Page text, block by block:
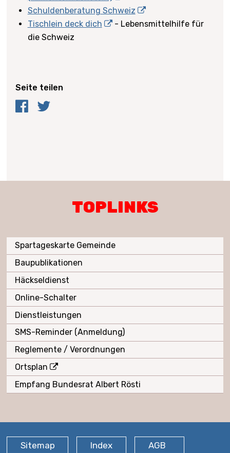
Schuldenberatung Schweiz
Tischlein deck dich
- Lebensmittelhilfe für
die Schweiz
Seite teilen
Facebook
Twitter
TOPLINKS
Spartageskarte Gemeinde
Baupublikationen
Häckseldienst
Online-Schalter
Dienstleistungen
SMS-Reminder (Anmeldung)
Reglemente / Verordnungen
Ortsplan
Empfang Bundesrat Albert Rösti
FOOTER
Sitemap Index AGB